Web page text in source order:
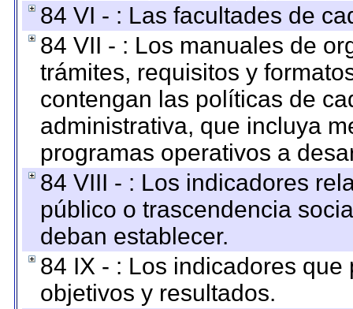
84 VI - : Las facultades de
84 VII - : Los manuales de
trámites, requisitos y
contengan las políticas de
administrativa, que incluya
programas operativos a
84 VIII - : Los indicadores
público o trascendencia
deban establecer.
84 IX - : Los indicadores
objetivos y resultados.